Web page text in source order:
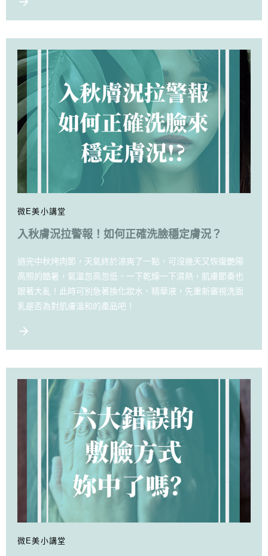
微E美小講堂
入秋膚況拉警報！如何正確洗臉穩定膚況？
過完中秋烤肉節，天氣終於涼爽了一點，可沒幾天又恢復艷陽
高照的酷暑，氣溫忽高忽低、一下乾燥一下濕熱，肌膚節奏也
跟著大亂！此時可別急著換化妝水、精華液，先重新審視洗面
乳是否為對肌膚溫和的產品吧！
微E美小講堂